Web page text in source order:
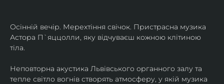
Осінній вечір. Мерехтіння свічок. Пристрасна музика
Астора П`яццолли, яку відчуваєш кожною клітиною
тіла.
Неповторна акустика Львівського органного залу та
тепле світло вогнів створять атмосферу, у якій музика